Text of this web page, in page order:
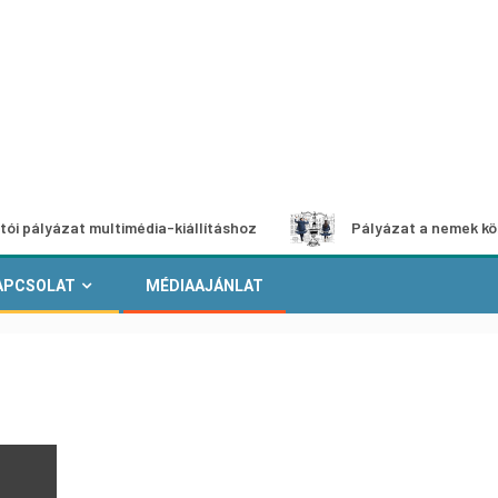
multimédia-kiállításhoz Pályázat a nemek közötti
MÉDIAAJÁNLAT